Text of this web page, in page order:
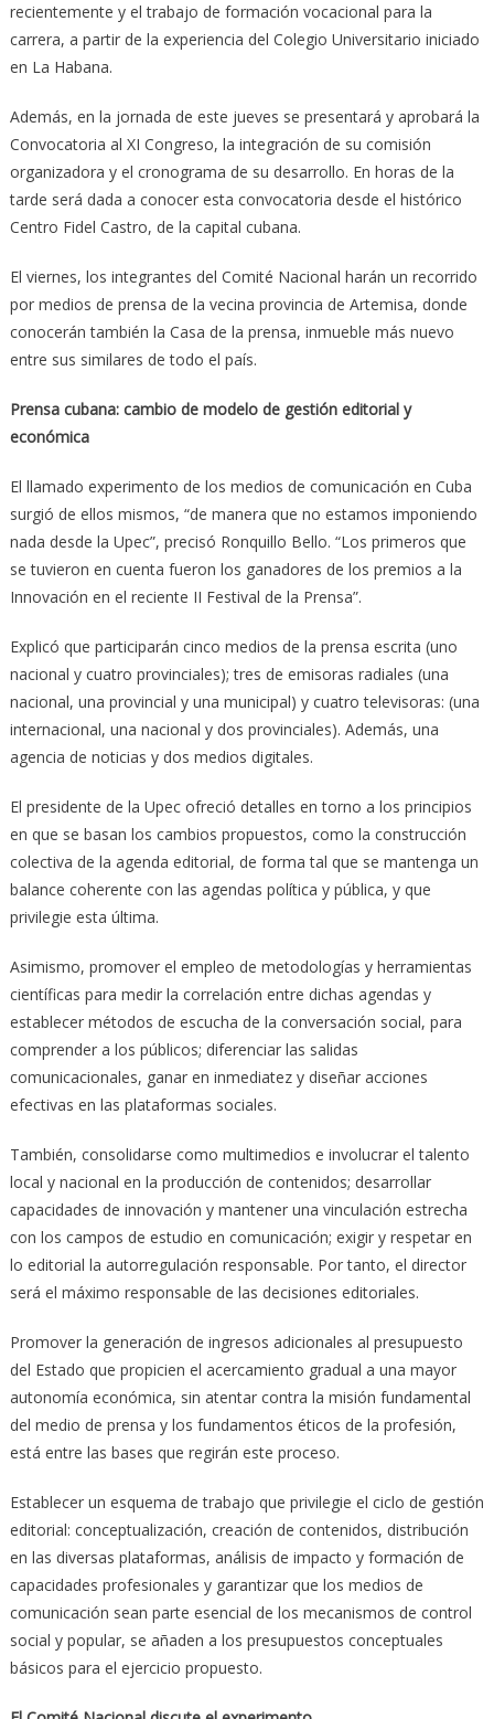
recientemente y el trabajo de formación vocacional para la
carrera, a partir de la experiencia del Colegio Universitario iniciado
en La Habana.
Además, en la jornada de este jueves se presentará y aprobará la
Convocatoria al XI Congreso, la integración de su comisión
organizadora y el cronograma de su desarrollo. En horas de la
tarde será dada a conocer esta convocatoria desde el histórico
Centro Fidel Castro, de la capital cubana.
El viernes, los integrantes del Comité Nacional harán un recorrido
por medios de prensa de la vecina provincia de Artemisa, donde
conocerán también la Casa de la prensa, inmueble más nuevo
entre sus similares de todo el país.
Prensa cubana: cambio de modelo de gestión editorial y
económica
El llamado experimento de los medios de comunicación en Cuba
surgió de ellos mismos, “de manera que no estamos imponiendo
nada desde la Upec”, precisó Ronquillo Bello. “Los primeros que
se tuvieron en cuenta fueron los ganadores de los premios a la
Innovación en el reciente II Festival de la Prensa”.
Explicó que participarán cinco medios de la prensa escrita (uno
nacional y cuatro provinciales); tres de emisoras radiales (una
nacional, una provincial y una municipal) y cuatro televisoras: (una
internacional, una nacional y dos provinciales). Además, una
agencia de noticias y dos medios digitales.
El presidente de la Upec ofreció detalles en torno a los principios
en que se basan los cambios propuestos, como la construcción
colectiva de la agenda editorial, de forma tal que se mantenga un
balance coherente con las agendas política y pública, y que
privilegie esta última.
Asimismo, promover el empleo de metodologías y herramientas
científicas para medir la correlación entre dichas agendas y
establecer métodos de escucha de la conversación social, para
comprender a los públicos; diferenciar las salidas
comunicacionales, ganar en inmediatez y diseñar acciones
efectivas en las plataformas sociales.
También, consolidarse como multimedios e involucrar el talento
local y nacional en la producción de contenidos; desarrollar
capacidades de innovación y mantener una vinculación estrecha
con los campos de estudio en comunicación; exigir y respetar en
lo editorial la autorregulación responsable. Por tanto, el director
será el máximo responsable de las decisiones editoriales.
Promover la generación de ingresos adicionales al presupuesto
del Estado que propicien el acercamiento gradual a una mayor
autonomía económica, sin atentar contra la misión fundamental
del medio de prensa y los fundamentos éticos de la profesión,
está entre las bases que regirán este proceso.
Establecer un esquema de trabajo que privilegie el ciclo de gestión
editorial: conceptualización, creación de contenidos, distribución
en las diversas plataformas, análisis de impacto y formación de
capacidades profesionales y garantizar que los medios de
comunicación sean parte esencial de los mecanismos de control
social y popular, se añaden a los presupuestos conceptuales
básicos para el ejercicio propuesto.